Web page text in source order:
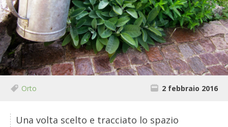
PRODOTTI
FARFALLE DELLA CAMPAGNA
PICCOLO POLLAIO
STORIE DEI LETTORI
CONSERVARE LA FRUTTA
Orto 2 febbraio 2016
Una volta scelto e tracciato lo spazio